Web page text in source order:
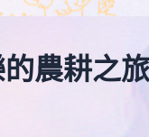
農耕之旅